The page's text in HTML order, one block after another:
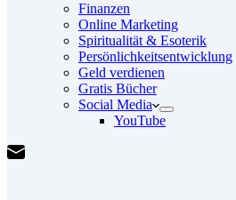
Finanzen
Online Marketing
Spiritualität & Esoterik
Persönlichkeitsentwicklung
Geld verdienen
Gratis Bücher
Social Media
YouTube